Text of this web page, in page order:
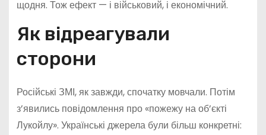
щодня. Тож ефект — і військовий, і економічний.
Як відреагували
сторони
Російські ЗМІ, як завжди, спочатку мовчали. Потім
з’явились повідомлення про «пожежу на об’єкті
Лукойлу». Українські джерела були більш конкретні: